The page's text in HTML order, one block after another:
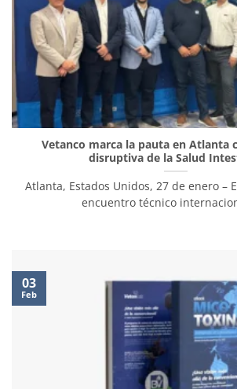
Vetanco marca la pauta en Atlanta
disruptiva de la Salud
Atlanta, Estados Unidos, 27 de enero –
encuentro técnico
03
Feb